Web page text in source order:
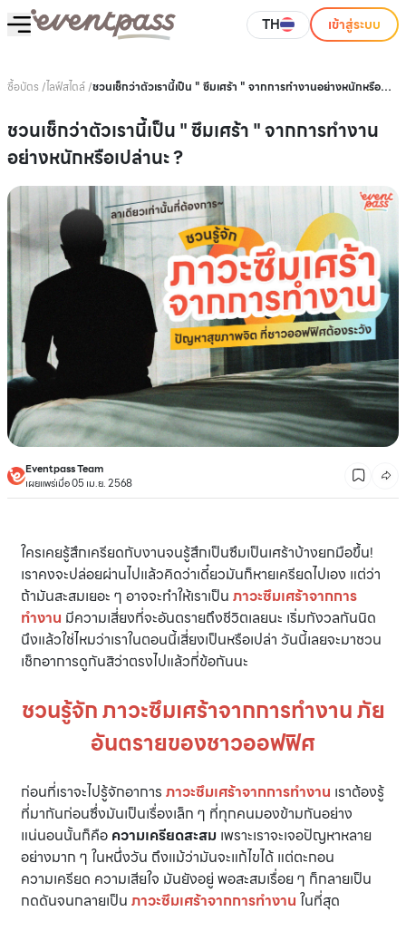
TH เข้าสู่ระบบ
ซื้อบัตร /ไลฟ์สไตล์/ชวนเช็กว่าตัวเรานี้เป็น " ซึมเศร้า " จากการทำงานอย่างหนักหรือ
ชวนเช็กว่าตัวเรานี้เป็น " ซึมเศร้า " จากการทำงาน
อย่างหนักหรือเปล่านะ ?
Eventpass Team
เผยแพร่เมื่อ 05 เม.ย. 2568
ใครเคยรู้สึกเครียดกับงานจนรู้สึกเป็นซึมเป็นเศร้าบ้างยกมือขึ้น!
เราคงจะปล่อยผ่านไปแล้วคิดว่าเดี๋ยวมันก็หายเครียดไปเอง แต่ว่า
ถ้ามันสะสมเยอะ ๆ อาจจะทำให้เราเป็น ภาวะซึมเศร้าจากการ
ทำงาน มีความเสี่ยงที่จะอันตรายถึงชีวิตเลยนะ เริ่มกังวลกันนิด
นึงแล้วใช่ไหมว่าเราในตอนนี้เสี่ยงเป็นหรือเปล่า วันนี้เลยจะมาชวน
เช็กอาการดูกันสิว่าตรงไปแล้วกี่ข้อกันนะ
ชวนรู้จัก ภาวะซึมเศร้าจากการทำงาน ภัย
อันตรายของชาวออฟฟิศ
ก่อนที่เราจะไปรู้จักอาการ ภาวะซึมเศร้าจากการทำงาน เราต้องรู้
ที่มากันก่อนซึ่งมันเป็นเรื่องเล็ก ๆ ที่ทุกคนมองข้ามกันอย่าง
แน่นอนนั้นก็คือ ความเครียดสะสม เพราะเราจะเจอปัญหาหลาย
อย่างมาก ๆ ในหนึ่งวัน ถึงแม้ว่ามันจะแก้ไขได้ แต่ตะกอน
ความเครียด ความเสียใจ มันยังอยู่ พอสะสมเรื่อย ๆ ก็กลายเป็น
กดดันจนกลายเป็น ภาวะซึมเศร้าจากการทำงาน ในที่สุด